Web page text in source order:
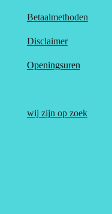
Betaalmethoden
Disclaimer
Openingsuren
wij zijn op zoek